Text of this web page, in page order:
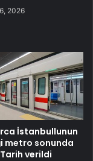
2026
İstanbullunun
metro sonunda
Tarih verildi